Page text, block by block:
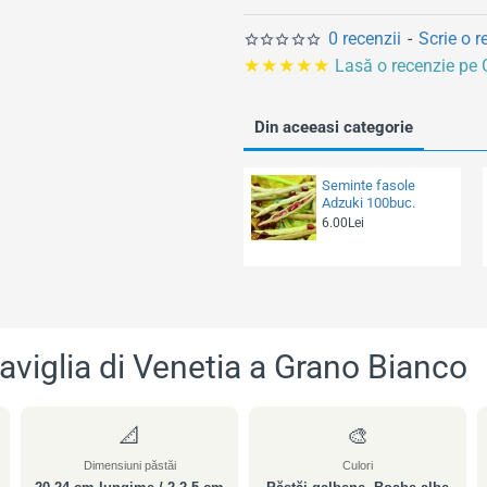
0 recenzii - Scrie o
Din aceeasi categorie
Seminte fasole
Adzuki 100buc.
6.00Lei
★★★★★ Lasă o recenzie pe
di Venetia a Grano Bianco
📐
Dimensiuni păstăi
🎨
Culori